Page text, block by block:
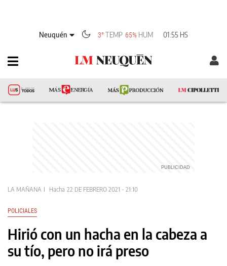
Neuquén 3° TEMP 65% HUM 01:55 HS
LA MAÑANA Hacha 22 DE FEBRERO 2021 - 21:10
POLICIALES
Hirió con un hacha en la cabeza a
su tío, pero no irá preso